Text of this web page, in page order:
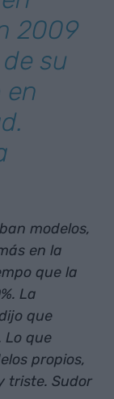
2009
su
en
modelos,
en la
que la
La
que
Lo que
propios,
triste. Sudor